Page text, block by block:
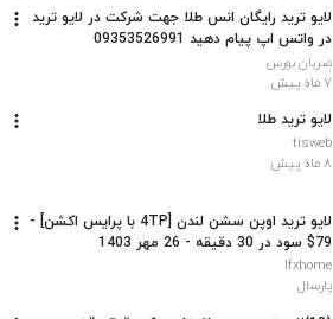
لایو ترید رایگان انس طلا جهت شرکت در لایو ترید
در واتس اپ پیام دهید 09353526991
ضربان بورس
۷ ماه پیش
لایو ترید طلا
tisweb
۸ ماه پیش
لایو ترید اوپن سشن لندن [4TP با پرایس اکشن] -
79$ سود در 30 دقیقه - 26 مهر 1403
Ifxhome
پارسال